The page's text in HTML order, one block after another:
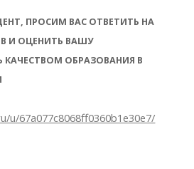
ПРОСИМ ВАС ОТВЕТИТЬ НА
И ОЦЕНИТЬ ВАШУ
КАЧЕСТВОМ ОБРАЗОВАНИЯ В
u/67a077c8068ff0360b1e30e7/